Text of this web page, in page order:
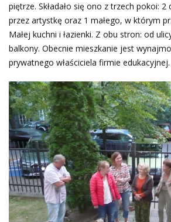
piętrze. Składało się ono z trzech pokoi:
przez artystkę oraz 1 małego, w którym
Małej kuchni i łazienki. Z obu stron: od
balkony. Obecnie mieszkanie jest
prywatnego właściciela firmie edukacyjnej.